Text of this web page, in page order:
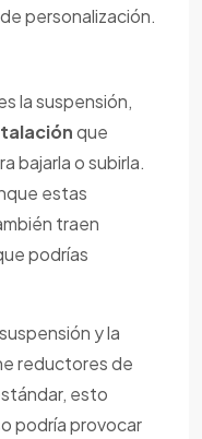
personalización.
la suspensión,
que
bajarla o subirla.
estas
traen
podrías
y la
reductores de
esto
podría provocar